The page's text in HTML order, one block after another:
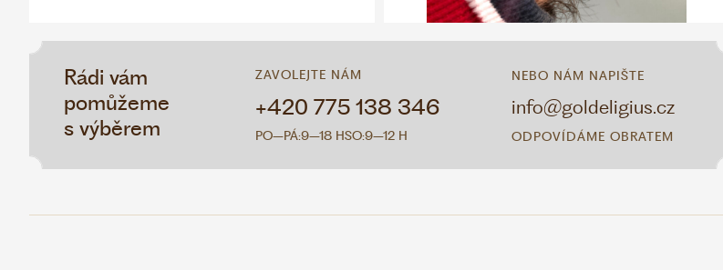
Rádi vám
pomůžeme
s výběrem
ZAVOLEJTE NÁM
+420 775 138 346
PO–PÁ:9–18 HSO:9–12 H
NEBO NÁM NAPIŠTE
info@goldeligius.cz
ODPOVÍDÁME OBRATEM